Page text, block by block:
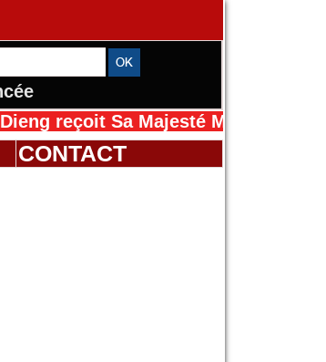
Sa Majesté Mansah Cissé au
CONTACT